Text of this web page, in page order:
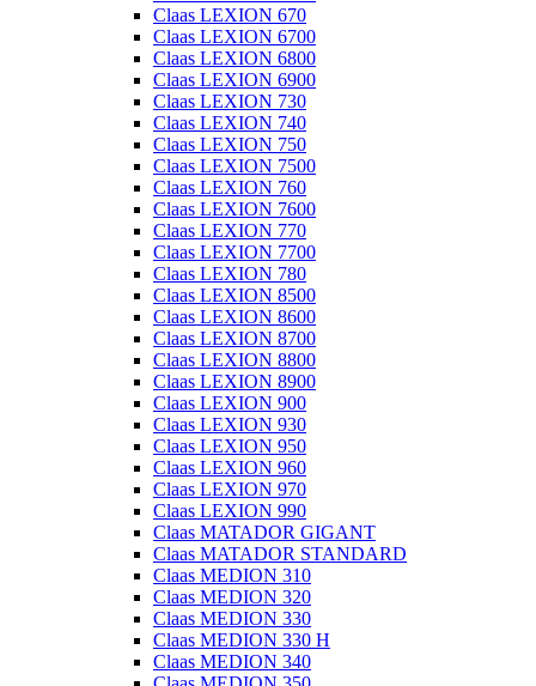
Claas LEXION 670
Claas LEXION 6700
Claas LEXION 6800
Claas LEXION 6900
Claas LEXION 730
Claas LEXION 740
Claas LEXION 750
Claas LEXION 7500
Claas LEXION 760
Claas LEXION 7600
Claas LEXION 770
Claas LEXION 7700
Claas LEXION 780
Claas LEXION 8500
Claas LEXION 8600
Claas LEXION 8700
Claas LEXION 8800
Claas LEXION 8900
Claas LEXION 900
Claas LEXION 930
Claas LEXION 950
Claas LEXION 960
Claas LEXION 970
Claas LEXION 990
Claas MATADOR GIGANT
Claas MATADOR STANDARD
Claas MEDION 310
Claas MEDION 320
Claas MEDION 330
Claas MEDION 330 H
Claas MEDION 340